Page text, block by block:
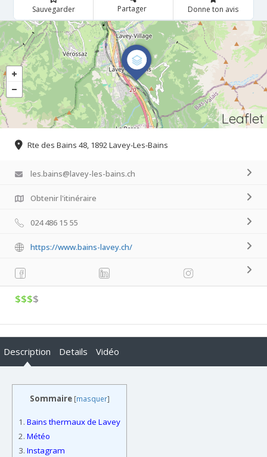
Sauvegarder Partager Donne ton avis
Leaflet
Rte des Bains 48, 1892 Lavey-Les-Bains
les.bains@lavey-les-bains.ch
Obtenir l'itinéraire
024 486 15 55
https://www.bains-lavey.ch/
$$$$
Description Details Vidéo
Sommaire [masquer]
1. Bains thermaux de Lavey
2. Météo
3. Instagram